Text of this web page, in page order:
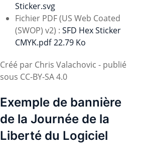
Sticker.svg
Fichier PDF (US Web Coated
(SWOP) v2) : SFD Hex Sticker
CMYK.pdf 22.79 Ko
Créé par Chris Valachovic - publié
sous CC-BY-SA 4.0
Exemple de bannière
de la Journée de la
Liberté du Logiciel